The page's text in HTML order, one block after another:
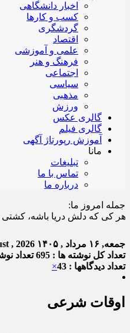
اخبار دانشگاهی
کسب و کارها
گردشگری
اقتصاد
علمی و آموزشی
فرهنگ و هنر
اجتماعی
سیاسی
مذهبی
ورزش
گالری عکس
گالری فیلم
آموزش رپورتاژ آگهی
مانا
تبلیغات
تماس با ما
درباره ما
جمله امروز ما:
دلش دریا باشه، کشتی میده.
جمعه, ۱۶ مرداد , ۱۴۰۵ , 2026
تعداد کل نوشته ها : 695
تعداد
تعداد دیدگاهها : 43
×
اوقات شرعی